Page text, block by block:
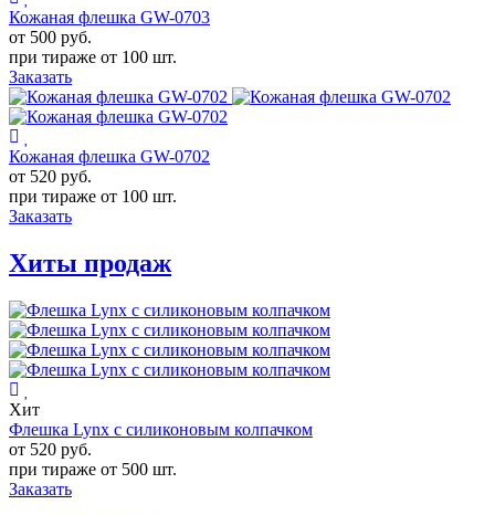
Кожаная флешка GW-0703
от 500 руб.
при тираже от 100 шт.
Заказать
Кожаная флешка GW-0702
от 520 руб.
при тираже от 100 шт.
Заказать
Хиты продаж
Хит
Флешка Lynx с силиконовым колпачком
от 520 руб.
при тираже от 500 шт.
Заказать